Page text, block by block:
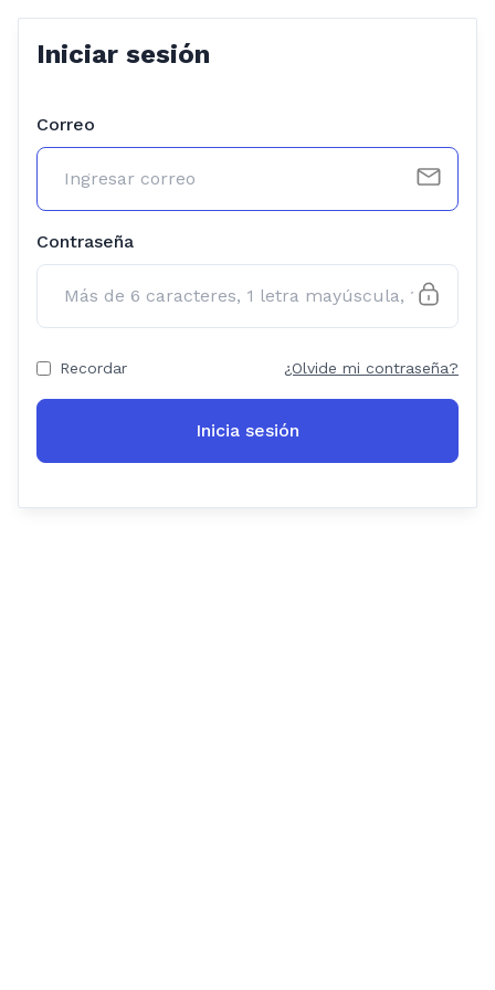
Iniciar sesión
Correo
Contraseña
Recordar ¿Olvide mi contraseña?